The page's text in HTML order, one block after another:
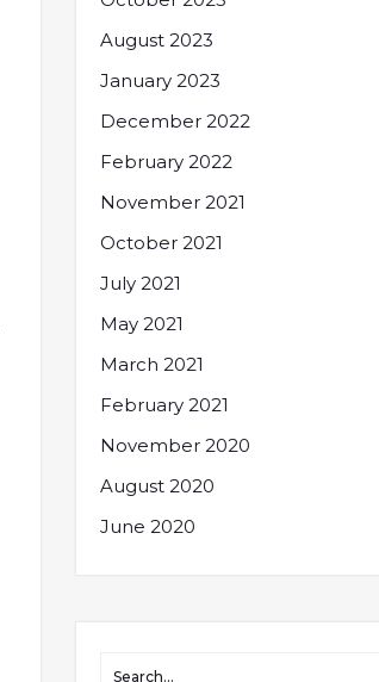
August 2023
January 2023
December 2022
February 2022
November 2021
October 2021
July 2021
May 2021
March 2021
February 2021
November 2020
August 2020
June 2020